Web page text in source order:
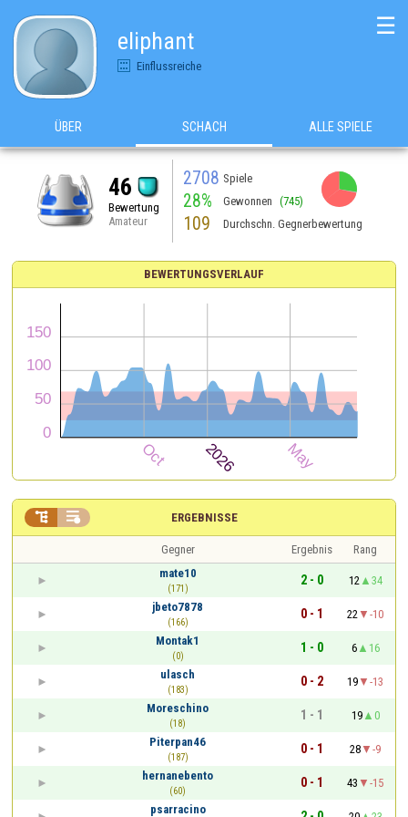
eliphant
Einflussreiche
☰
ÜBER SCHACH ALLE SPIELE
46
Bewertung
Amateur
2708 Spiele
28% Gewonnen (745)
109 Durchschn. Gegnerbewertung
BEWERTUNGSVERLAUF
ERGEBNISSE
 
Gegner Ergebnis
Rang
mate10
(171)
2 - 0 12
34
jbeto7878
(166)
0 - 1 22
-10
Montak1
(0)
1 - 0 6
16
ulasch
(183)
0 - 2 19
-13
Moreschino
(18)
1 - 1 19
0
Piterpan46
(187)
0 - 1 28
-9
hernanebento
(60)
0 - 1 43
-15
psarracino